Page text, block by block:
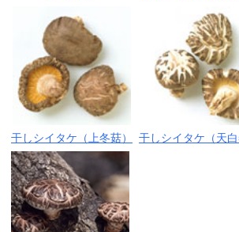
干しシイタケ（上冬菇） 干しシイタケ（天白